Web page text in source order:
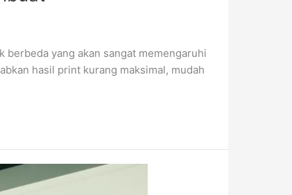
yang akan sangat memengaruhi
hasil print kurang maksimal, mudah